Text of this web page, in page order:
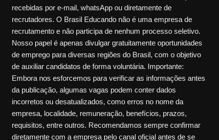
recebidas por e-mail, whatsApp ou diretamente de
recrutadores. O Brasil Educando não é uma empresa de
recrutamento e não participa de nenhum processo seletivo.
Nosso papel é apenas divulgar gratuitamente oportunidades
de emprego para diversas regiões do Brasil, com o objetivo
de auxiliar candidatos de forma voluntária. Importante:
Embora nos esforcemos para verificar as informações antes
da publicação, algumas vagas podem conter dados
incorretos ou desatualizados, como erros no nome da
empresa, localidade, remuneração, benefícios, prazos,
requisitos, entre outros. Recomendamos sempre confirmar
diretamente com a empresa pelo canal oficial antes de se